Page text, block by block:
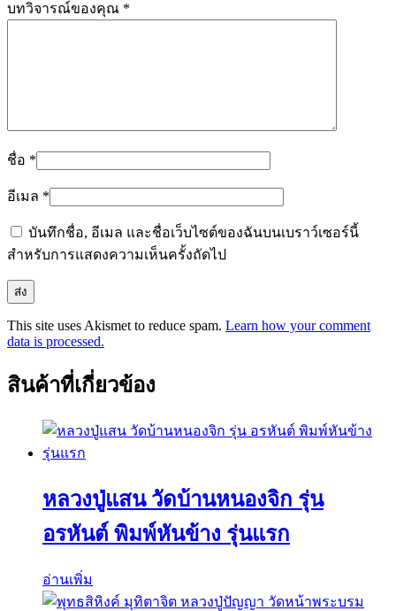
บทวิจารณ์ของคุณ *
ชื่อ *
อีเมล *
บันทึกชื่อ, อีเมล และชื่อเว็บไซต์ของฉันบนเบราว์เซอร์นี้
สำหรับการแสดงความเห็นครั้งถัดไป
This site uses Akismet to reduce spam. Learn how your comment
data is processed.
สินค้าที่เกี่ยวข้อง
หลวงปู่แสน วัดบ้านหนองจิก รุ่น
อรหันต์ พิมพ์หันข้าง รุ่นแรก
อ่านเพิ่ม